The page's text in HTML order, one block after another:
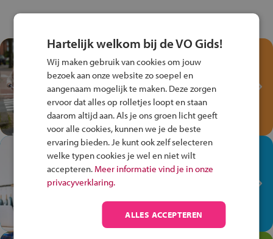
Test je kennis met het
Fiets Veilig
Verkeersspel!
Speel het Fiets Veilig Verkeersspel
en win een Cortina-fiets!
In de winkel ben je op je
plek!
Ontdek via het vmbo jouw talent
op de winkelvloer, waar elke dag
anders is!
Hartelijk welkom bij de VO Gids!
Wij maken gebruik van cookies om jouw
bezoek aan onze website zo soepel en
aangenaam mogelijk te maken. Deze zorgen
ervoor dat alles op rolletjes loopt en staan
daarom altijd aan. Als je ons groen licht geeft
voor alle cookies, kunnen we je de beste
ervaring bieden. Je kunt ook zelf selecteren
welke typen cookies je wel en niet wilt
accepteren. Meer informatie vind je in onze
privacyverklaring.
ALLES ACCEPTEREN